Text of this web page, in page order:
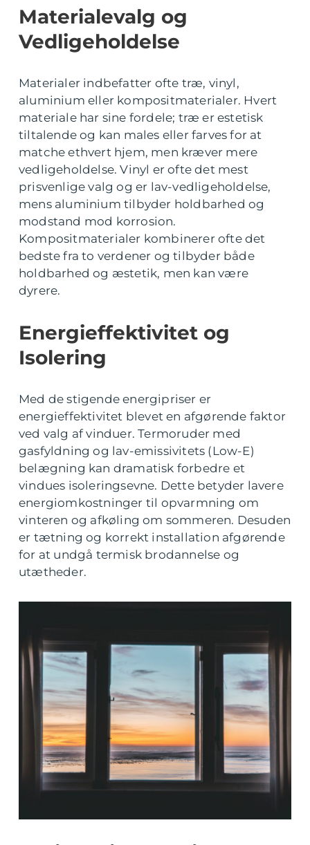
Materialevalg og
Vedligeholdelse
Materialer indbefatter ofte træ, vinyl,
aluminium eller kompositmaterialer. Hvert
materiale har sine fordele; træ er estetisk
tiltalende og kan males eller farves for at
matche ethvert hjem, men kræver mere
vedligeholdelse. Vinyl er ofte det mest
prisvenlige valg og er lav-vedligeholdelse,
mens aluminium tilbyder holdbarhed og
modstand mod korrosion.
Kompositmaterialer kombinerer ofte det
bedste fra to verdener og tilbyder både
holdbarhed og æstetik, men kan være
dyrere.
Energieffektivitet og
Isolering
Med de stigende energipriser er
energieffektivitet blevet en afgørende faktor
ved valg af vinduer. Termoruder med
gasfyldning og lav-emissivitets (Low-E)
belægning kan dramatisk forbedre et
vindues isoleringsevne. Dette betyder lavere
energiomkostninger til opvarmning om
vinteren og afkøling om sommeren. Desuden
er tætning og korrekt installation afgørende
for at undgå termisk brodannelse og
utætheder.